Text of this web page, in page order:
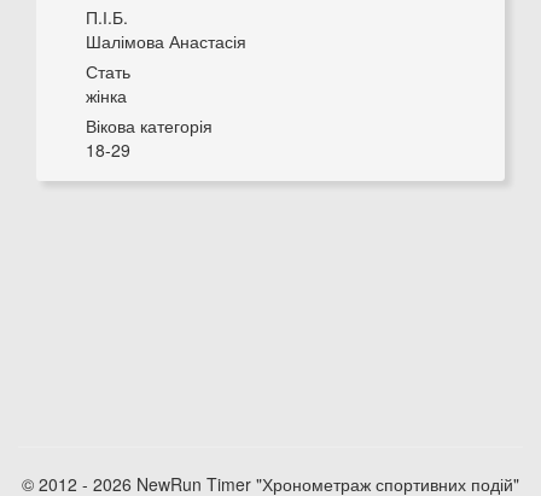
П.І.Б.
Шалімова Анастасія
Стать
жінка
Вікова категорія
18-29
© 2012 - 2026 NewRun Timer "Хронометраж спортивних подій"